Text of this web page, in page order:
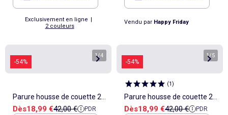
Exclusivement en ligne |
2 couleurs
Vendu par Happy Friday
-54%
1/4
Parure housse de couette 2
pièces Happy sloth Berceau
DèsPrix de vente
18,99 €Prix de référence
42,00 € PDR
-54%
1/5
(1)
Parure housse de couette 2
pièces Space explorer
DèsPrix de vente
18,99 €Prix de référence
42,00 € PDR